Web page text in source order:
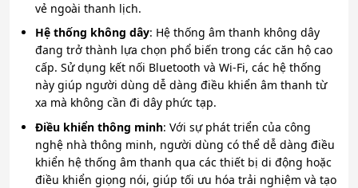
vẻ ngoài thanh lịch.
Hệ thống không dây: Hệ thống âm thanh không dây
đang trở thành lựa chọn phổ biến trong các căn hộ cao
cấp. Sử dụng kết nối Bluetooth và Wi-Fi, các hệ thống
này giúp người dùng dễ dàng điều khiển âm thanh từ
xa mà không cần đi dây phức tạp.
Điều khiển thông minh: Với sự phát triển của công
nghệ nhà thông minh, người dùng có thể dễ dàng điều
khiển hệ thống âm thanh qua các thiết bị di động hoặc
điều khiển giọng nói, giúp tối ưu hóa trải nghiệm và tạo